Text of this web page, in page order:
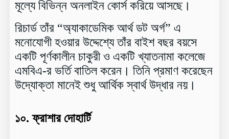
মূল্যে বিভিন্ন অনলাইন কোর্স করিয়ে আসছে।
রিচার্ড তাঁর “অ্যাকাডেমিক আর্থ ডট অর্গ” এ
মনোযোগী হওয়ার উদ্দেশ্যে তাঁর বাইশ বছর বয়সে
একটি পূর্ণকালীন চাকুরী ও একটি খ্যাতনামা কলেজে
এমবিএ-র ভর্তি বাতিল করেন। তিনি প্রমাণ করেছেন
উদ্যোক্তা মানেই শুধু আর্থিক স্বার্থ উদ্ধার নয়।
১০.ফ্রাশার দোহার্টি